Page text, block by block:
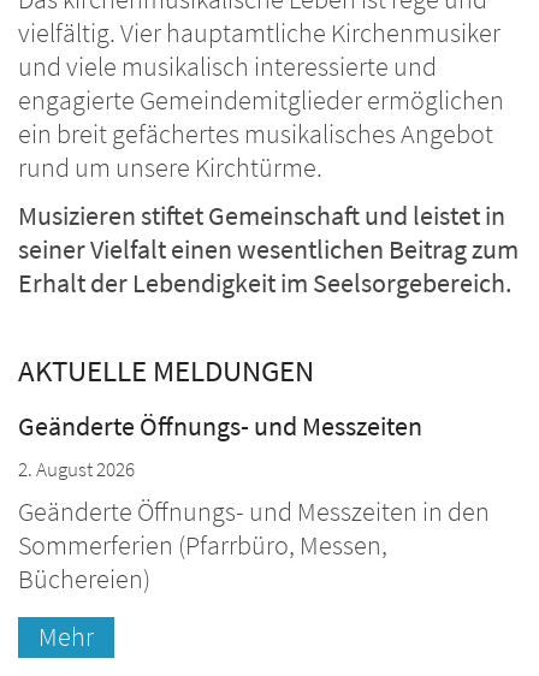
vielfältig. Vier hauptamtliche Kirchenmusiker
und viele musikalisch interessierte und
engagierte Gemeindemitglieder ermöglichen
ein breit gefächertes musikalisches Angebot
rund um unsere Kirchtürme.
Musizieren stiftet Gemeinschaft und leistet in
seiner Vielfalt einen wesentlichen Beitrag zum
Erhalt der Lebendigkeit im Seelsorgebereich.
AKTUELLE MELDUNGEN
Geänderte Öffnungs- und Messzeiten
2. August 2026
Geänderte Öffnungs- und Messzeiten in den
Sommerferien (Pfarrbüro, Messen,
Büchereien)
Mehr